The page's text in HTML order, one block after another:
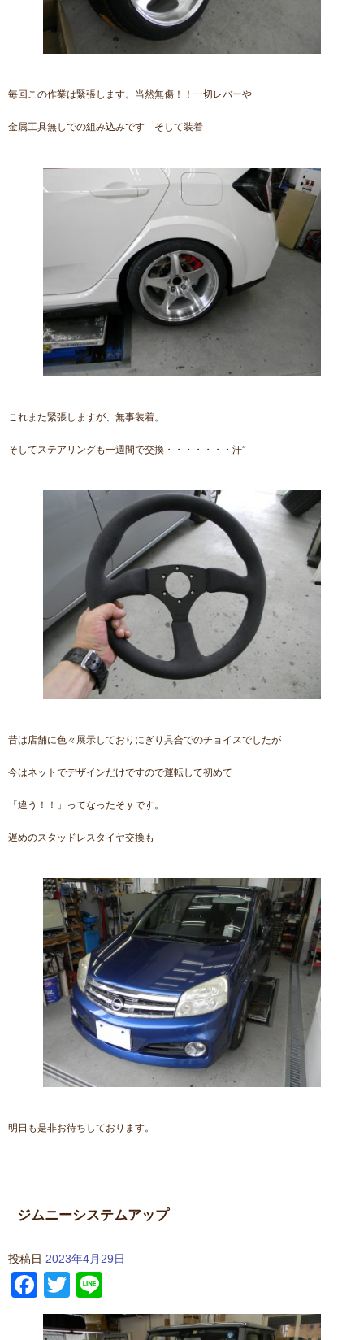
毎回この作業は緊張します。当然無傷！！一切レバーや
金属工具無しでの組み込みです そして装着
これまた緊張しますが、無事装着。
そしてステアリングも一週間で交換・・・・・・・汗”
昔は店舗に色々展示しておりにぎり具合でのチョイスでしたが
今はネットでデザインだけですので運転して初めて
「違う！！」ってなったそｙです。
遅めのスタッドレスタイヤ交換も
明日も是非お待ちしております。
ジムニーシステムアップ
投稿日 2023年4月29日
Facebook
Twitter